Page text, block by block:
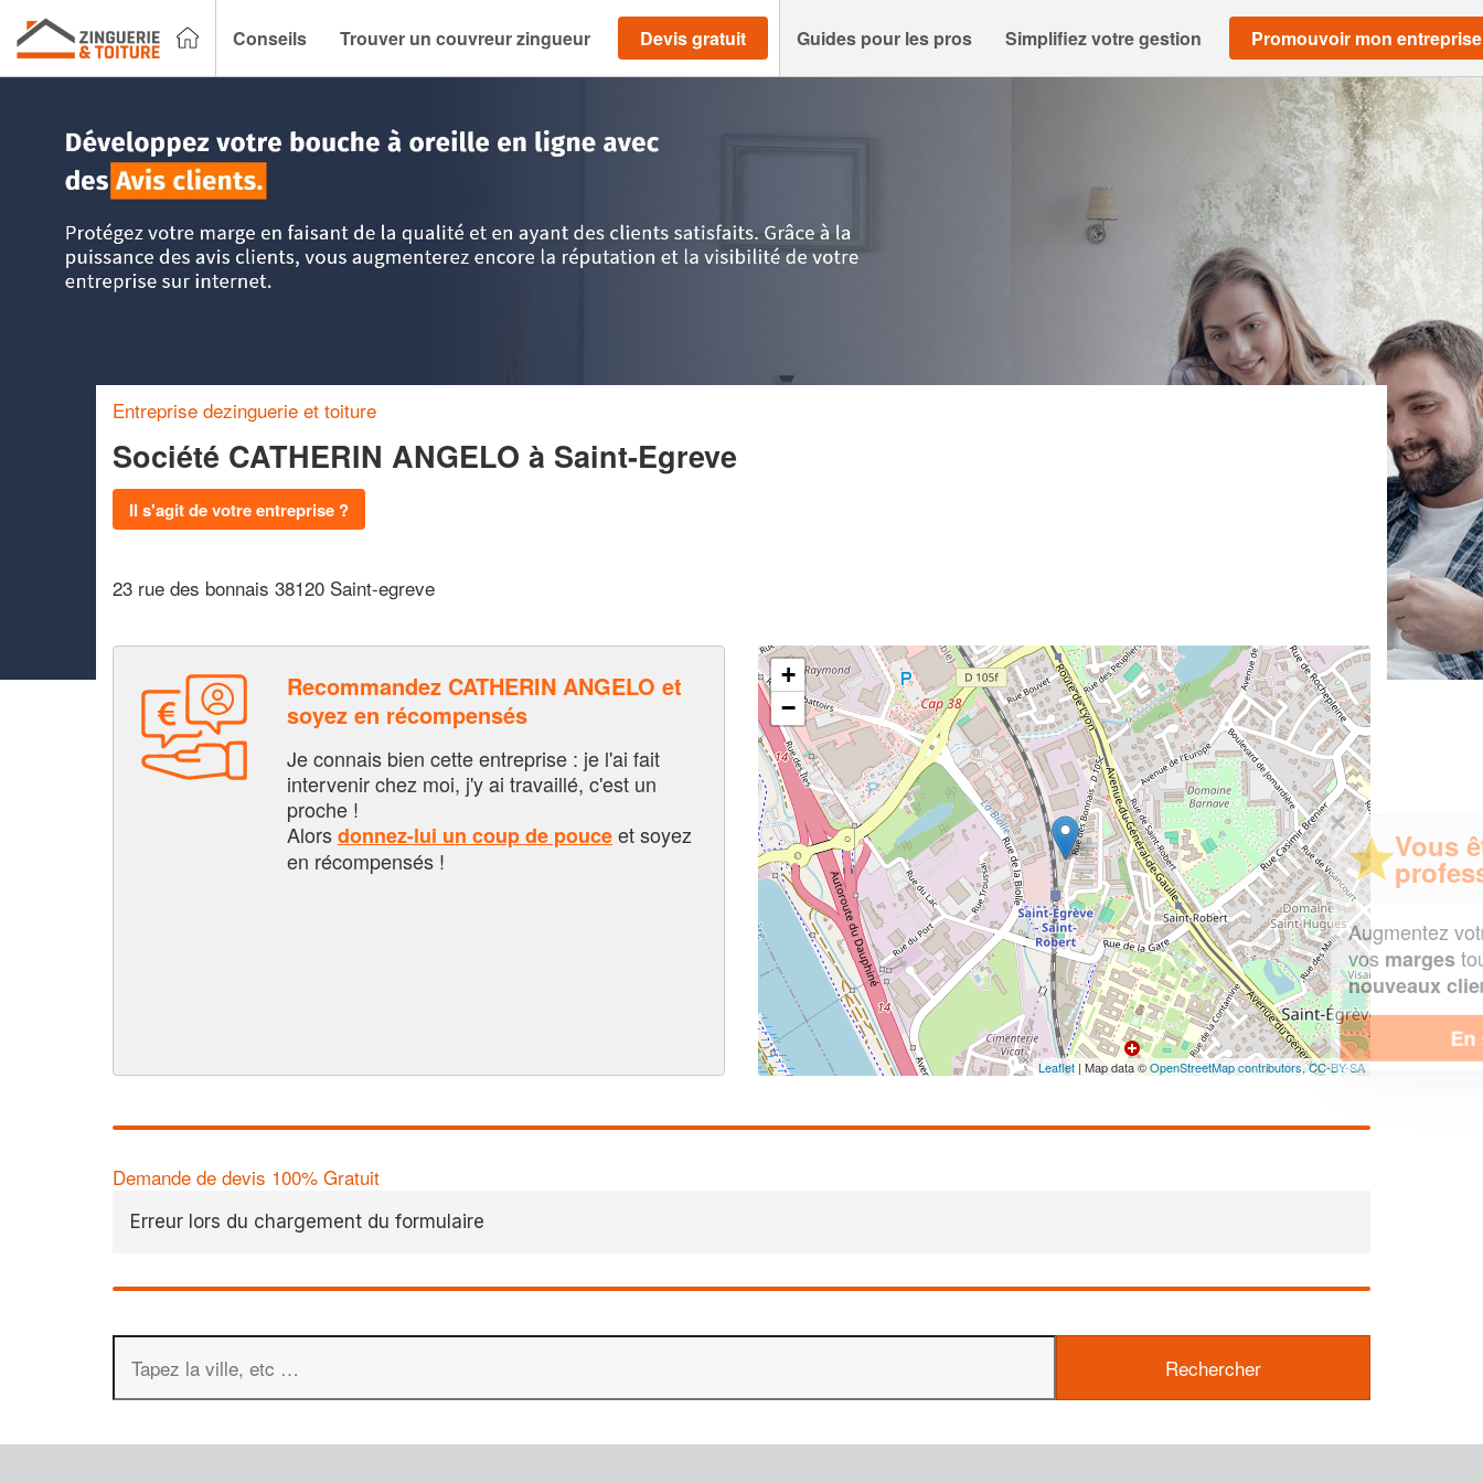
Conseils Trouver un couvreur zingueur Devis gratuit Guides pour les pros Simplifiez votre gestion Promouvoir mon entreprise
Entreprise dezinguerie et toiture
Société CATHERIN ANGELO à Saint-Egreve
Il s'agit de votre entreprise ?
23 rue des bonnais 38120 Saint-egreve
Recommandez CATHERIN ANGELO et
soyez en récompensés
Je connais bien cette entreprise : je l'ai fait
intervenir chez moi, j'y ai travaillé, c'est un
proche !
Alorsdonnez-lui un coup de pouceet soyez
en récompensés !
+
−
Leaflet | Map data ©OpenStreetMap contributors,CC-BY-SA
Demande de devis 100% Gratuit
Erreur lors du chargement du formulaire
✕
Vous êtes un
professionnel ?
Augmentez votrechiffre d'affaireset
vosmargestout en gagnant de
nouveaux clients!
En savoir plus